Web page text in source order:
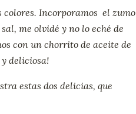
colores. Incorporamos el zumo
me olvidé y no lo eché de
con un chorrito de aceite de
deliciosa!
estas dos delicias, que